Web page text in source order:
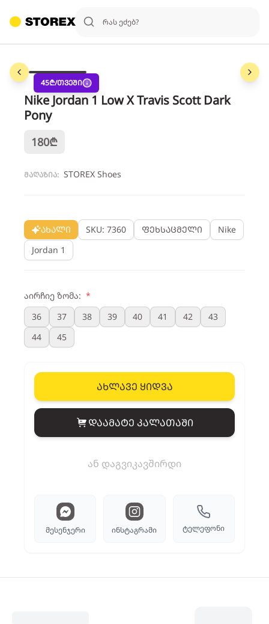
45₾/თვეში
Nike Jordan 1 Low X Travis Scott Dark
Pony
180₾
მაღაზია: STOREX Shoes
ახალი SKU: 7360 ფეხსაცმელი
Nike
Jordan 1
აირჩიე ზომა: *
36
37 38 39 40 41 42
43
44
45
ახლავე ყიდვა
View cart
დაამატე კალათაში
ან დაგვიკავშირდი
მესენჯერი ინსტაგრამი ტელეფონი